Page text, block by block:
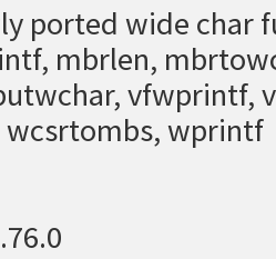
ported wide
mbrlen,
vfwprintf,
wprintf